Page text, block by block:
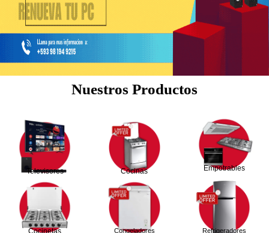
Nuestros Productos
Televisores Cocinas Empotrables
Congeladores Refrigeradores